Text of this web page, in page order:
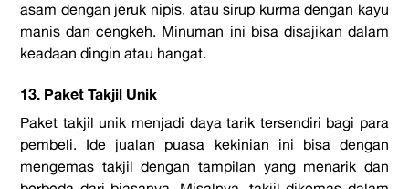
asam dengan jeruk nipis, atau sirup kurma dengan kayu
manis dan cengkeh. Minuman ini bisa disajikan dalam
keadaan dingin atau hangat.
13. Paket Takjil Unik
Paket takjil unik menjadi daya tarik tersendiri bagi para
pembeli. Ide jualan puasa kekinian ini bisa dengan
mengemas takjil dengan tampilan yang menarik dan